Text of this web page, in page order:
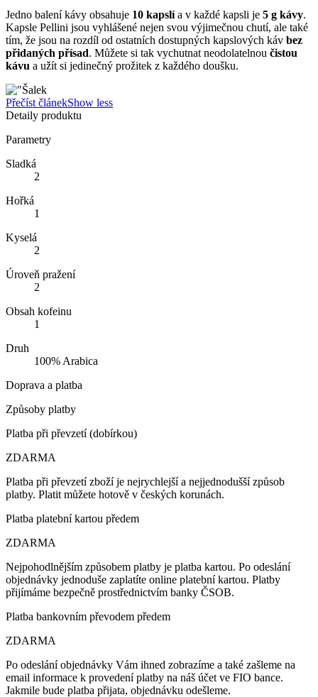
Jedno balení kávy obsahuje 10 kapslía v každé kapsli je 5 g kávy.
Kapsle Pellini jsou vyhlášené nejen svou výjimečnou chutí, ale také
tím, že jsou na rozdíl od ostatních dostupných kapslových káv bez
přidaných přísad. Můžete si tak vychutnat neodolatelnou čistou
kávu a užít si jedinečný prožitek z každého doušku.
Přečíst článekShow less
Detaily produktu
Parametry
Sladká
2
Hořká
1
Kyselá
2
Úroveň pražení
2
Obsah kofeinu
1
Druh
100% Arabica
Doprava a platba
Způsoby platby
Platba při převzetí (dobírkou)
ZDARMA
Platba při převzetí zboží je nejrychlejší a nejjednodušší způsob
platby. Platit můžete hotově v českých korunách.
Platba platební kartou předem
ZDARMA
Nejpohodlnějším způsobem platby je platba kartou. Po odeslání
objednávky jednoduše zaplatíte online platební kartou. Platby
přijímáme bezpečně prostřednictvím banky ČSOB.
Platba bankovním převodem předem
ZDARMA
Po odeslání objednávky Vám ihned zobrazíme a také zašleme na
email informace k provedení platby na náš účet ve FIO bance.
Jakmile bude platba přijata, objednávku odešleme.